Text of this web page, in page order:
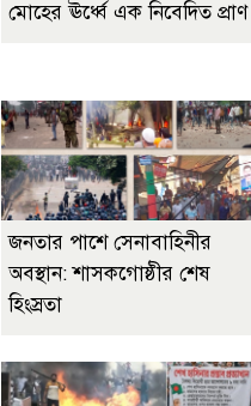
মোহের ঊর্ধ্বে এক নিবেদিত প্রাণ
জনতার পাশে সেনাবাহিনীর
অবস্থান: শাসকগোষ্ঠীর শেষ
হিংস্রতা